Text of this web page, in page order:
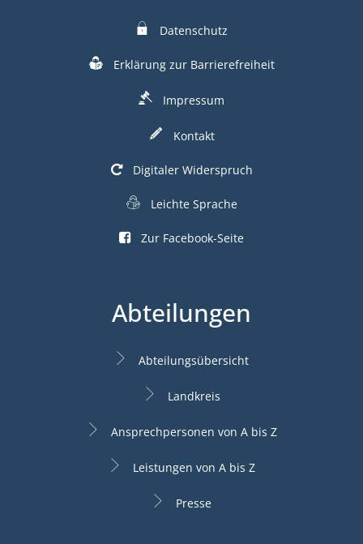
Datenschutz
Erklärung zur Barrierefreiheit
Impressum
Kontakt
Digitaler Widerspruch
Leichte Sprache
Zur Facebook-Seite
Abteilungen
Abteilungsübersicht
Landkreis
Ansprechpersonen von A bis Z
Leistungen von A bis Z
Presse